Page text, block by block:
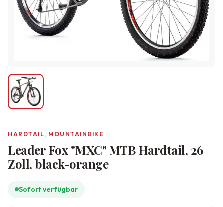
HARDTAIL, MOUNTAINBIKE
Leader Fox "MXC" MTB Hardtail, 26
Zoll, black-orange
Sofort verfügbar